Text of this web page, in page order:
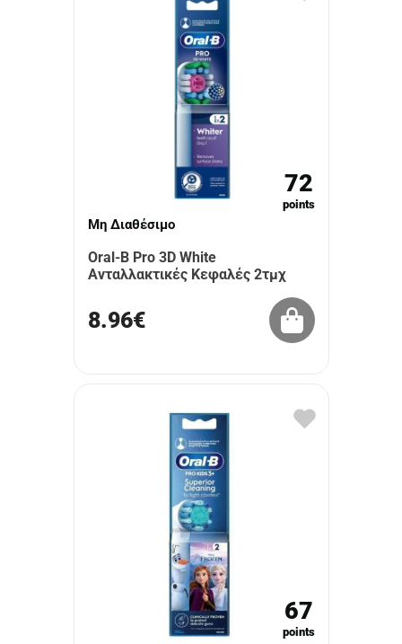
72
points
Μη Διαθέσιμο
Oral-B Pro 3D White
Ανταλλακτικές Κεφαλές 2τμχ
8.96€
67
points